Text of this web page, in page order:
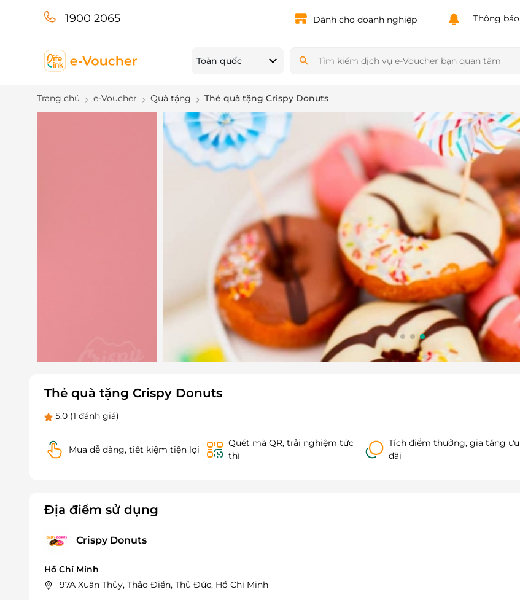
1900 2065 Dành cho doanh nghiệp Thông báo
Toàn quốc
Trang chủ e-Voucher Quà tặng Thẻ quà tặng Crispy Donuts
Thẻ quà tặng Crispy Donuts
5.0 (1 đánh giá)
Mua dễ dàng, tiết kiệm tiện lợi
Quét mã QR, trải nghiệm tức
thì
Tích điểm thưởng, gia tăng ưu
đãi
Địa điểm sử dụng
Crispy Donuts
Hồ Chí Minh
97A Xuân Thủy, Thảo Điền, Thủ Đức, Hồ Chí Minh